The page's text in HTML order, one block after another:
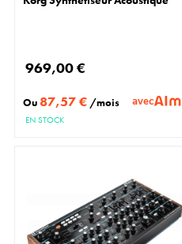
969,00 €
Ou 87,57 € /mois avec
EN STOCK